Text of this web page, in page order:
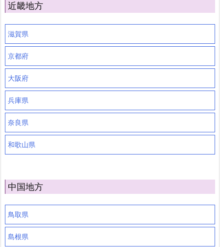
近畿地方
滋賀県
京都府
大阪府
兵庫県
奈良県
和歌山県
中国地方
鳥取県
島根県